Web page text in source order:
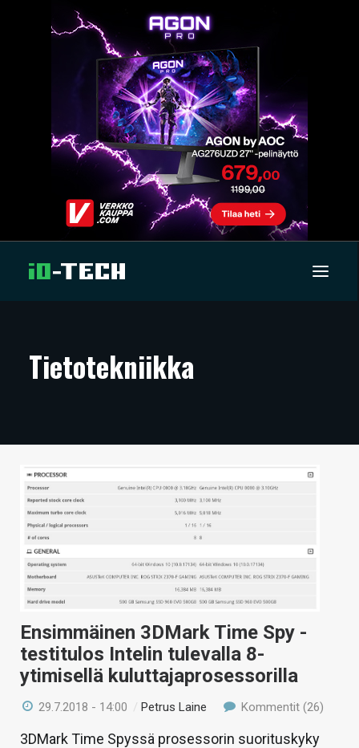
ARTIKKELIT
TECHBBS
TIETOA
HINTA.FI
KAUPPA
VAIHDA TEEMA
HAKU
Tietotekniikka
Ensimmäinen 3DMark Time Spy -
testitulos Intelin tulevalla 8-
ytimisellä kuluttajaprosessorilla
29.7.2018 - 14:00 /Petrus Laine Kommentit (26)
3DMark Time Spyssä prosessorin suorituskyky